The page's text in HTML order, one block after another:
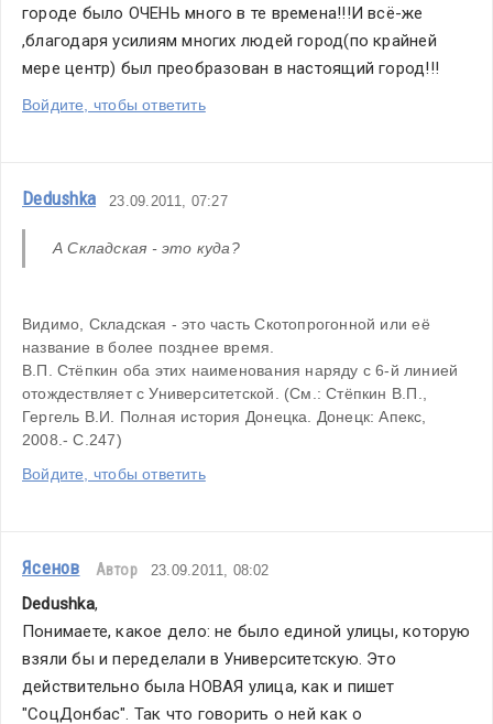
городе было ОЧЕНЬ много в те времена!!!И всё-же
,благодаря усилиям многих людей город(по крайней
мере центр) был преобразован в настоящий город!!!
Войдите, чтобы ответить
Dedushka 23.09.2011, 07:27
А Складская - это куда?
Видимо, Складская - это часть Скотопрогонной или её
название в более позднее время.
В.П. Стёпкин оба этих наименования наряду с 6-й линией
отождествляет с Университетской. (См.: Стёпкин В.П.,
Гергель В.И. Полная история Донецка. Донецк: Апекс,
2008.- С.247)
Войдите, чтобы ответить
Ясенов Автор 23.09.2011, 08:02
Dedushka,
Понимаете, какое дело: не было единой улицы, которую
взяли бы и переделали в Университетскую. Это
действительно была НОВАЯ улица, как и пишет
"СоцДонбас". Так что говорить о ней как о